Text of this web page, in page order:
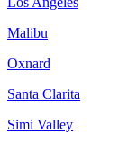
Malibu
Oxnard
Santa Clarita
Simi Valley